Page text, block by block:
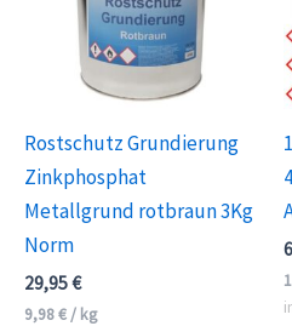
Rostschutz Grundierung
Zinkphosphat
Metallgrund rotbraun 3Kg
Norm
29,95€
9,98€ / kg